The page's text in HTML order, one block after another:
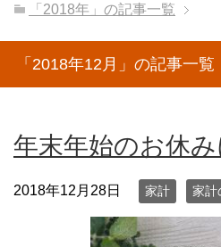
「2018年」の記事一覧
「2018年12月」の記事一覧
年末年始のお休
2018年12月28日 家計 家計